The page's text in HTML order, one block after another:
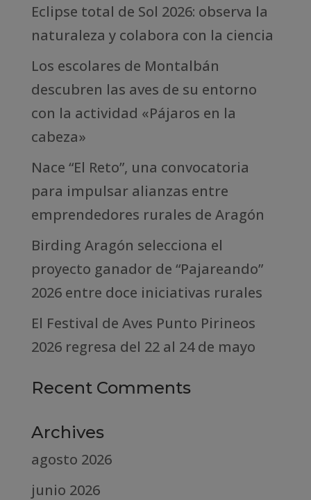
Eclipse total de Sol 2026: observa la
naturaleza y colabora con la ciencia
Los escolares de Montalbán
descubren las aves de su entorno
con la actividad «Pájaros en la
cabeza»
Nace “El Reto”, una convocatoria
para impulsar alianzas entre
emprendedores rurales de Aragón
Birding Aragón selecciona el
proyecto ganador de “Pajareando”
2026 entre doce iniciativas rurales
El Festival de Aves Punto Pirineos
2026 regresa del 22 al 24 de mayo
Recent Comments
Archives
agosto 2026
junio 2026